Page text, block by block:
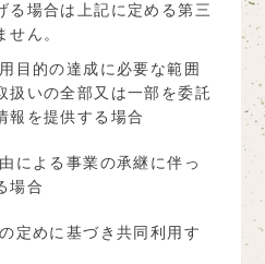
る場合は上記に定める第三
ん。
目的の達成に必要な範囲
扱いの全部又は一部を委託
報を提供する場合
による事業の承継に伴っ
場合
定めに基づき共同利用す